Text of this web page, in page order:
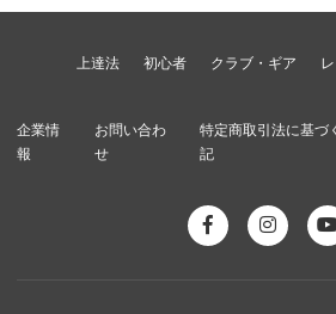
上達法 初心者 クラブ・ギア
企業情
報
お問い合わ
せ
特定商取引法に基づ
記